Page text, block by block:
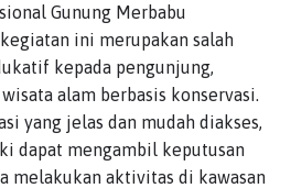
Gunung Merbabu
ini merupakan salah
kepada pengunjung,
alam berbasis konservasi.
yang jelas dan mudah diakses,
dapat mengambil keputusan
melakukan aktivitas di kawasan